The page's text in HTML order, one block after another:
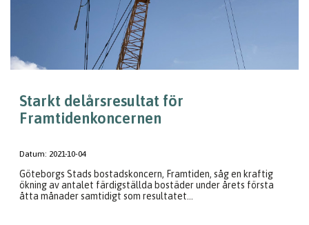
Starkt delårsresultat för
Framtidenkoncernen
Datum: 2021-10-04
Göteborgs Stads bostadskoncern, Framtiden, såg en kraftig
ökning av antalet färdigställda bostäder under årets första
åtta månader samtidigt som resultatet...